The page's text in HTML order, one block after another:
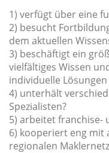
1) verfügt über eine
2) besucht
dem aktuellen
3) beschäftigt ein
vielfältiges Wissen
individuelle Lösungen
4) unterhält
Spezialisten?
5) arbeitet franchise-
6) kooperiert eng mit
regionalen